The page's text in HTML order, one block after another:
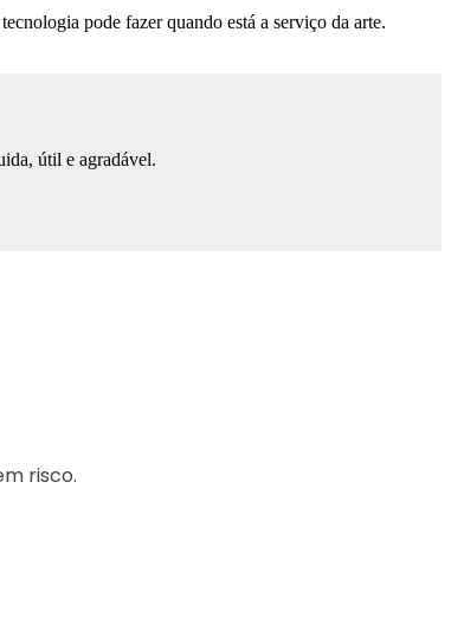
pode fazer quando está a serviço da arte.
útil e agradável.
risco.